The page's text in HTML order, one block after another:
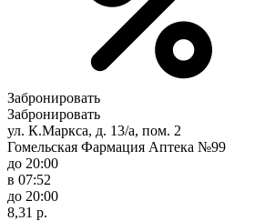
Забронировать
Забронировать
ул. К.Маркса, д. 13/а, пом. 2
Гомельская Фармация Аптека №99
до 20:00
в 07:52
до 20:00
8,31 р.